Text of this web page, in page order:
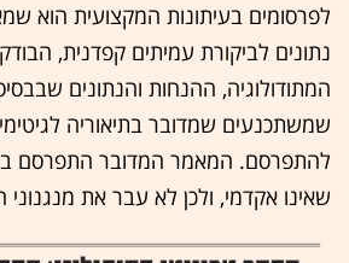
לפרסומים בעיתונות המקצועית הוא
נתונים לביקורת עמיתים קפדנית,
המתודולוגיה, ההנחות והנתונים
שמשתכנעים שמדובר בתיאוריה
להתפרסם. המאמר המדובר התפרסם
שאינו אקדמי, ולכן לא עבר את